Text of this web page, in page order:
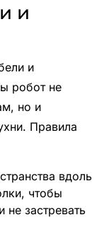
и
и
робот не
но и
Правила
вдоль
чтобы
не застревать